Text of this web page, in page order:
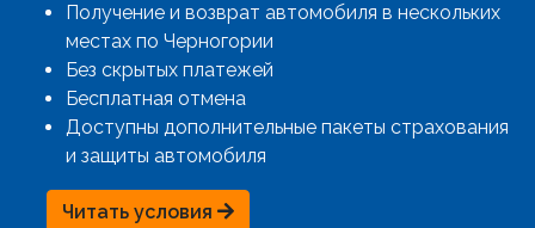
Получение и возврат автомобиля в нескольких
местах по Черногории
Без скрытых платежей
Бесплатная отмена
Доступны дополнительные пакеты страхования
и защиты автомобиля
Читать условия